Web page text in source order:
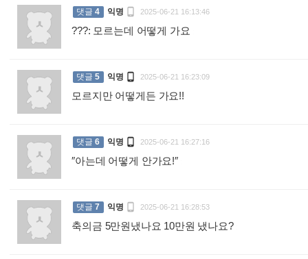
댓글 4 익명  2025-06-21 16:13:46
???: 모르는데 어떻게 가요
댓글 5 익명  2025-06-21 16:23:09
모르지만 어떻게든 가요!!
댓글 6 익명  2025-06-21 16:27:16
″아는데 어떻게 안가요!″
댓글 7 익명  2025-06-21 16:28:53
축의금 5만원냈나요 10만원 냈나요?